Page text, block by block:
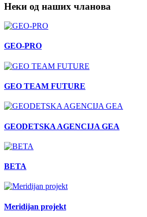
Неки од наших чланова
GEO-PRO
GEO TEAM FUTURE
GEODETSKA AGENCIJA GEA
BETA
Meridijan projekt